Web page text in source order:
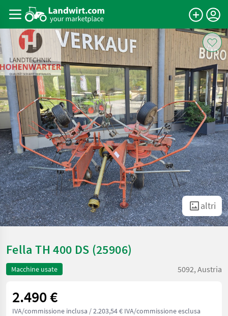
altri
Fella TH 400 DS (25906)
Macchine usate 5092, Austria
2.490 €
IVA/commissione inclusa / 2.203,54 € IVA/commissione esclusa